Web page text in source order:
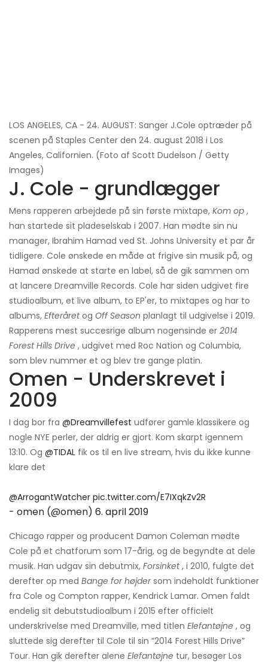
LOS ANGELES, CA - 24. AUGUST: Sanger J.Cole optræder på
scenen på Staples Center den 24. august 2018 i Los
Angeles, Californien. (Foto af Scott Dudelson / Getty
Images)
J. Cole - grundlægger
Mens rapperen arbejdede på sin første mixtape, Kom op ,
han startede sit pladeselskab i 2007. Han mødte sin nu
manager, Ibrahim Hamad ved St. Johns University et par år
tidligere. Cole ønskede en måde at frigive sin musik på, og
Hamad ønskede at starte en label, så de gik sammen om
at lancere Dreamville Records. Cole har siden udgivet fire
studioalbum, et live album, to EP'er, to mixtapes og har to
albums, Efteråretog Off Season planlagt til udgivelse i 2019.
Rapperens mest succesrige album nogensinde er 2014
Forest Hills Drive , udgivet med Roc Nation og Columbia,
som blev nummer et og blev tre gange platin.
Omen - Underskrevet i
2009
I dag bor fra @Dreamvillefest udfører gamle klassikere og
nogle NYE perler, der aldrig er gjort. Kom skarpt igennem
13:10. Og @TIDAL fik os til en live stream, hvis du ikke kunne
klare det
@ArrogantWatcher pic.twitter.com/E7IXqkZv2R
- omen (@omen) 6. april 2019
Chicago rapper og producent Damon Coleman mødte
Cole på et chatforum som 17-årig, og de begyndte at dele
musik. Han udgav sin debutmix, Forsinket, i 2010, fulgte det
derefter op med Bange for højdersom indeholdt funktioner
fra Cole og Compton rapper, Kendrick Lamar. Omen faldt
endelig sit debutstudioalbum i 2015 efter officielt
underskrivelse med Dreamville, med titlen Elefantøjne , og
sluttede sig derefter til Cole til sin “2014 Forest Hills Drive”
Tour. Han gik derefter alene Elefantøjne tur, besøger Los